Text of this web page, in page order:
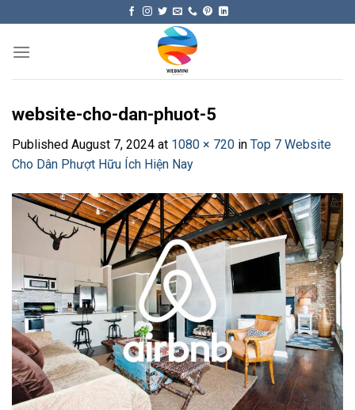
content
website-cho-dan-phuot-5
Published August 7, 2024 at 1080 × 720 in Top 7 Website
Cho Dân Phượt Hữu Ích Hiện Nay